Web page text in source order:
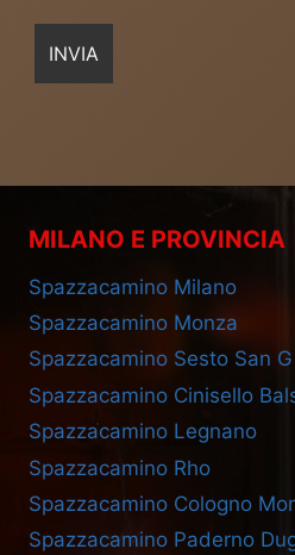
MILANO E PROVINCIA
Spazzacamino Milano
Spazzacamino Monza
Spazzacamino Sesto San
Spazzacamino Cinisello
Spazzacamino Legnano
Spazzacamino Rho
Spazzacamino Cologno
Spazzacamino Paderno